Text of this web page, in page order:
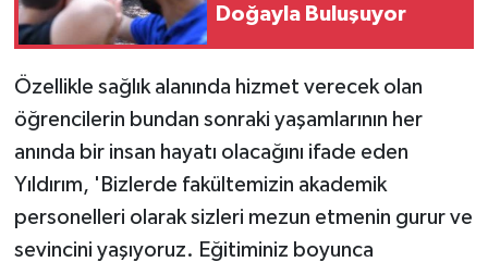
Doğayla Buluşuyor
Özellikle sağlık alanında hizmet verecek olan
öğrencilerin bundan sonraki yaşamlarının her
anında bir insan hayatı olacağını ifade eden
Yıldırım, 'Bizlerde fakültemizin akademik
personelleri olarak sizleri mezun etmenin gurur ve
sevincini yaşıyoruz. Eğitiminiz boyunca